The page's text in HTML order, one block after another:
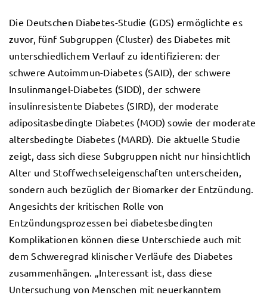
Die Deutschen Diabetes-Studie (GDS) ermöglichte es
zuvor, fünf Subgruppen (Cluster) des Diabetes mit
unterschiedlichem Verlauf zu identifizieren: der
schwere Autoimmun-Diabetes (SAID), der schwere
Insulinmangel-Diabetes (SIDD), der schwere
insulinresistente Diabetes (SIRD), der moderate
adipositasbedingte Diabetes (MOD) sowie der moderate
altersbedingte Diabetes (MARD). Die aktuelle Studie
zeigt, dass sich diese Subgruppen nicht nur hinsichtlich
Alter und Stoffwechseleigenschaften unterscheiden,
sondern auch bezüglich der Biomarker der Entzündung.
Angesichts der kritischen Rolle von
Entzündungsprozessen bei diabetesbedingten
Komplikationen können diese Unterschiede auch mit
dem Schweregrad klinischer Verläufe des Diabetes
zusammenhängen. „Interessant ist, dass diese
Untersuchung von Menschen mit neuerkanntem